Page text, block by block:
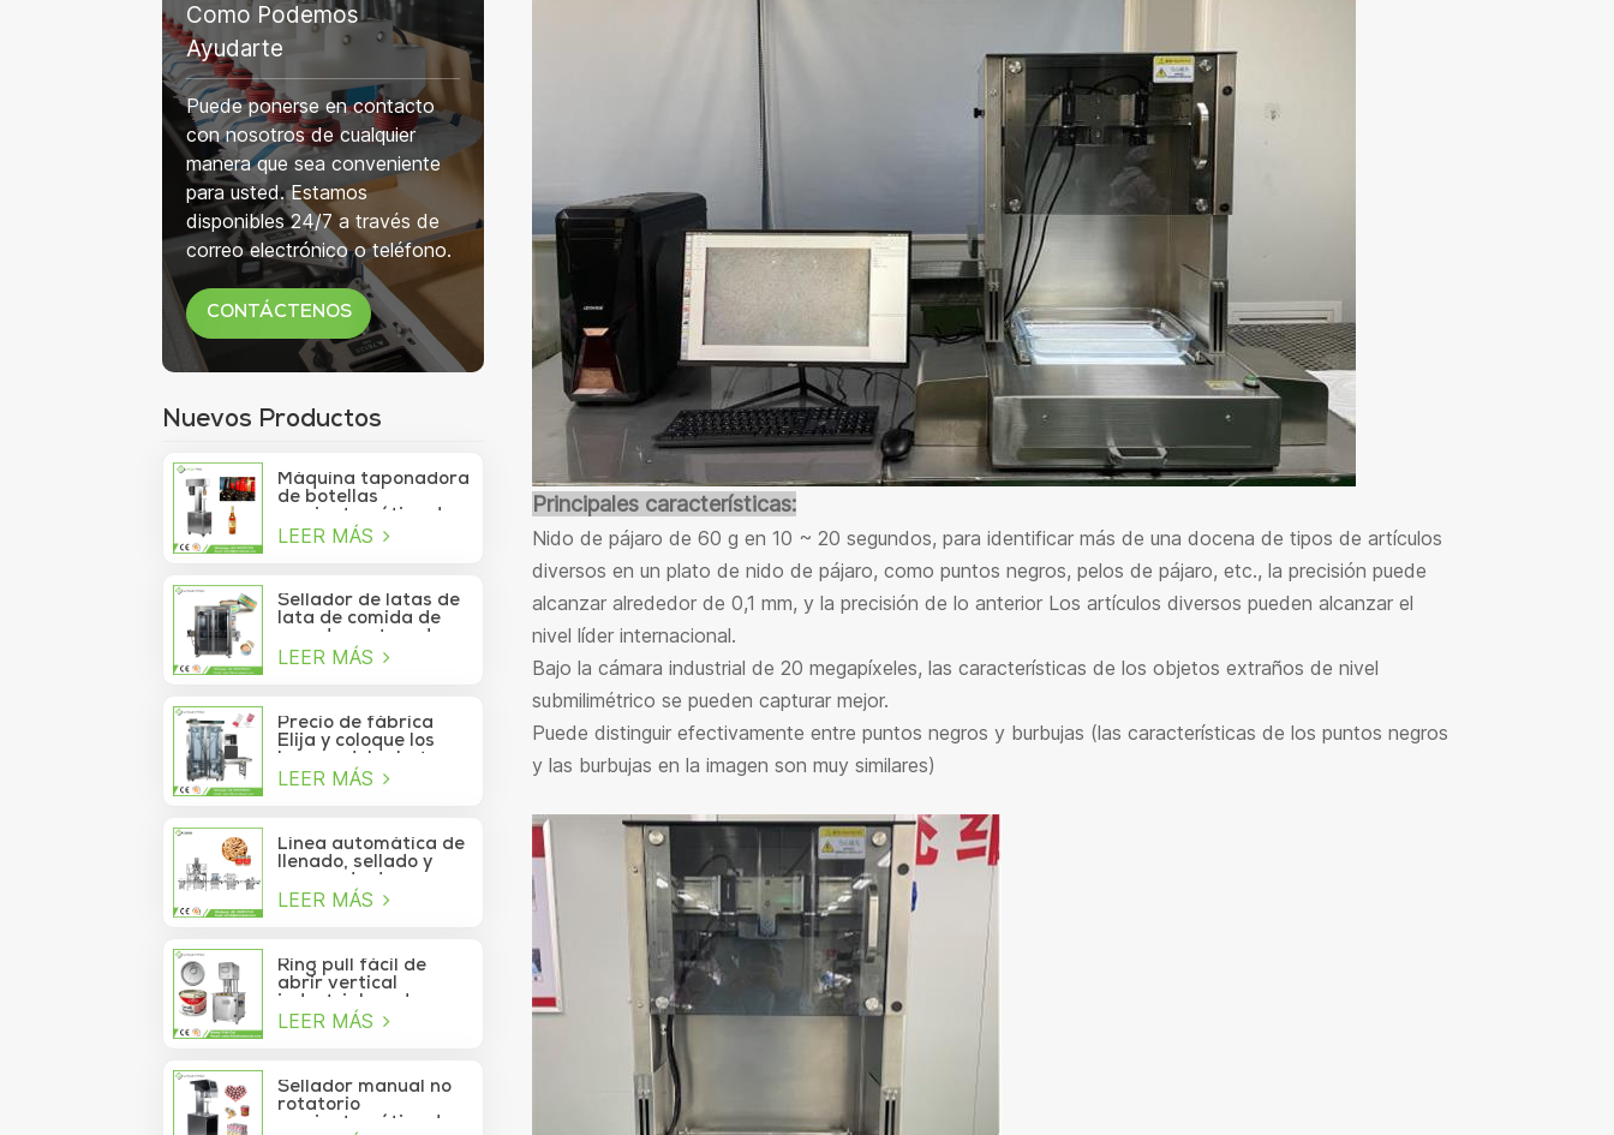
Como Podemos
Ayudarte
Puede ponerse en contacto
con nosotros de cualquier
manera que sea conveniente
para usted. Estamos
disponibles 24/7 a través de
correo electrónico o teléfono.
CONTÁCTENOS
Nuevos Productos
Máquina taponadora
de botellas
semiautomática de
750 ml para botellas
LEER MÁS
Sellador de latas de
lata de comida de
mar de contenedor
de vacío de sardina
LEER MÁS
Precio de fábrica
Elija y coloque los
brazos del robot
Delta para la bolsita
LEER MÁS
Línea automática de
llenado, sellado y
alimentos para
LEER MÁS
Ring pull fácil de
abrir vertical
industrial cerdo
almuerzo pollo
al vacío
LEER MÁS
Sellador manual no
rotatorio
semiautomático de
Principales características:
Nido de pájaro de 60 g en 10 ~ 20 segundos, para identificar más de una docena de tipos de artículos
diversos en un plato de nido de pájaro, como puntos negros, pelos de pájaro, etc., la precisión puede
alcanzar alrededor de 0,1 mm, y la precisión de lo anterior Los artículos diversos pueden alcanzar el
nivel líder internacional.
Bajo la cámara industrial de 20 megapíxeles, las características de los objetos extraños de nivel
submilimétrico se pueden capturar mejor.
Puede distinguir efectivamente entre puntos negros y burbujas (las características de los puntos negros
y las burbujas en la imagen son muy similares)